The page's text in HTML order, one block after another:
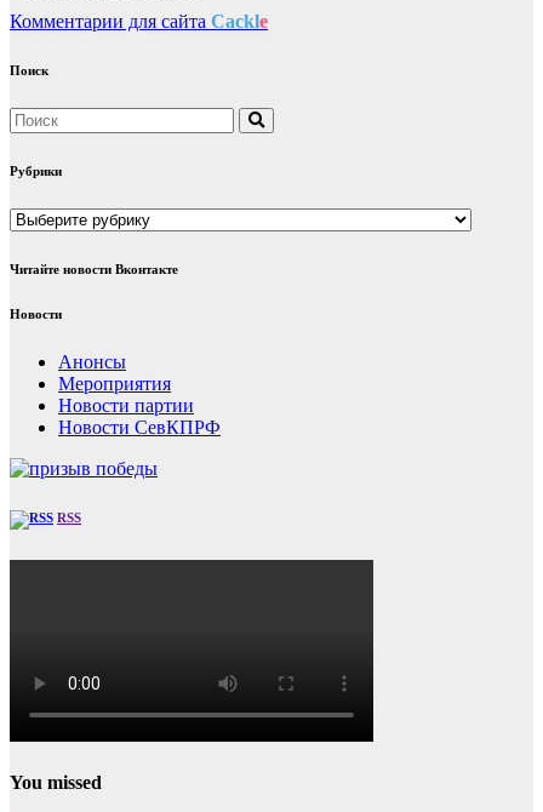
Комментарии для сайта Cackle
Поиск
Рубрики
Рубрики
Читайте новости Вконтакте
Новости
Анонсы
Мероприятия
Новости партии
Новости СевКПРФ
RSS
You missed